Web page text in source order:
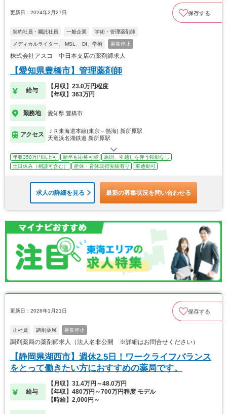
更新日：2024年2月27日 保存する
契約社員・嘱託社員 一般企業 学術・管理薬剤師
メディカルライター、 MSL、 DI、学術 募集停止
株式会社アスコ 中日本支店の薬剤師求人
【愛知県豊橋市】管理薬剤師
給与
【月収】23.0万円程度
【年収】363万円
勤務地 愛知県 豊橋市
アクセス
ＪＲ東海道本線(東京－熱海) 新所原駅
天竜浜名湖鉄道 新所原駅
年収350万円以上可 新卒も応募可能
原則、引越しを伴う転勤なし
土日休み（相談可含む）
産休・育休取得実績有り 車通勤可
求人の詳細を見る 最新の募集状況を問い合わせる
更新日：2026年1月21日 保存する
正社員 調剤薬局 募集停止
調剤薬局の薬剤師求人（法人名非公開 ※詳細はお問合せください）
【静岡県湖西市】週休2.5日！ワークライフバランス
をとって働きたい方におすすめの薬局です。
給与
【月収】31.4万円～48.0万円
【年収】480万円～700万円程度 モデル
【時給】2,000円～